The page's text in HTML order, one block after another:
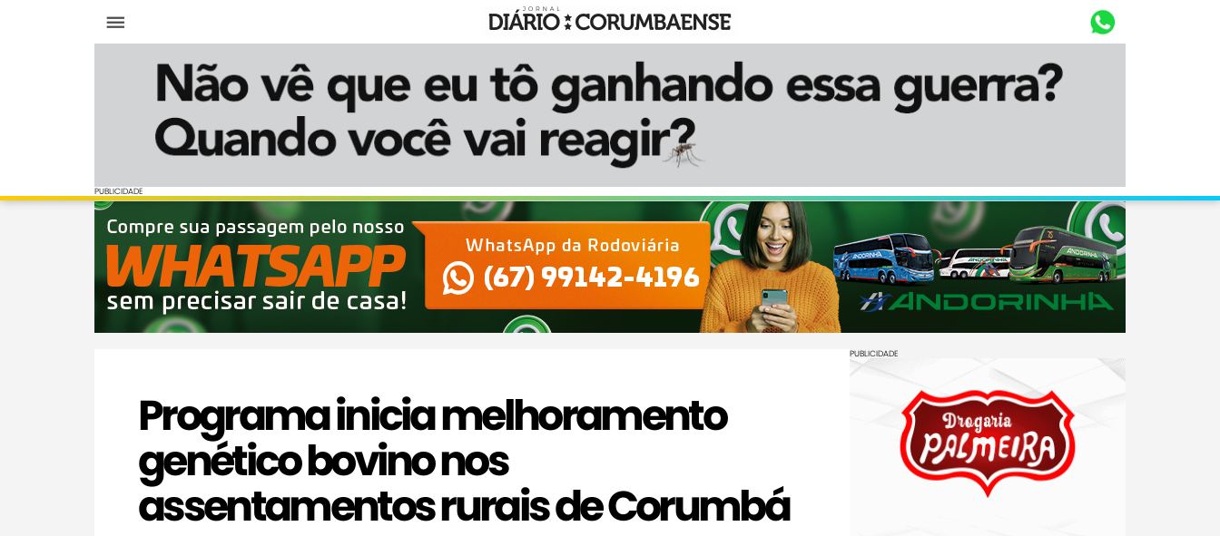
Diário Corumbaense
PUBLICIDADE
PUBLICIDADE
Programa inicia melhoramento
genético bovino nos
assentamentos rurais de Corumbá
PUBLICIDADE